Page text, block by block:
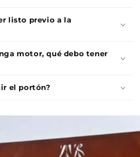
listo previo a la
motor, qué debo tener
el portón?